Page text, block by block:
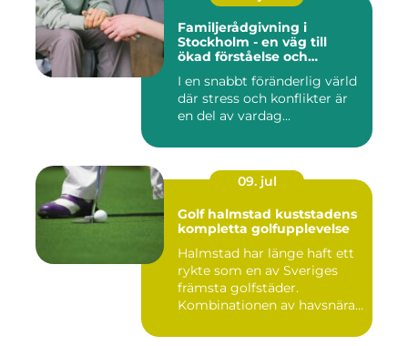
Familjerådgivning i
Stockholm - en väg till
ökad förståelse och
I en snabbt föränderlig värld
där stress och konflikter är
en del av vardag...
09. jul
Golf halmstad kuststadens
kompletta golfupplevelse
Halmstad har länge haft ett
rykte som en av Sveriges
främsta golfstäder.
Kombinationen av havsnära